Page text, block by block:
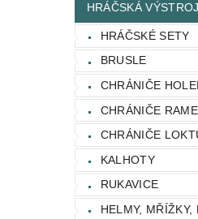
HRÁČSKÁ VÝSTROJ
HRÁČSKÉ SETY
BRUSLE
CHRÁNIČE
CHRÁNIČE
CHRÁNIČE
KALHOTY
RUKAVICE
HELMY, MŘÍŽKY,